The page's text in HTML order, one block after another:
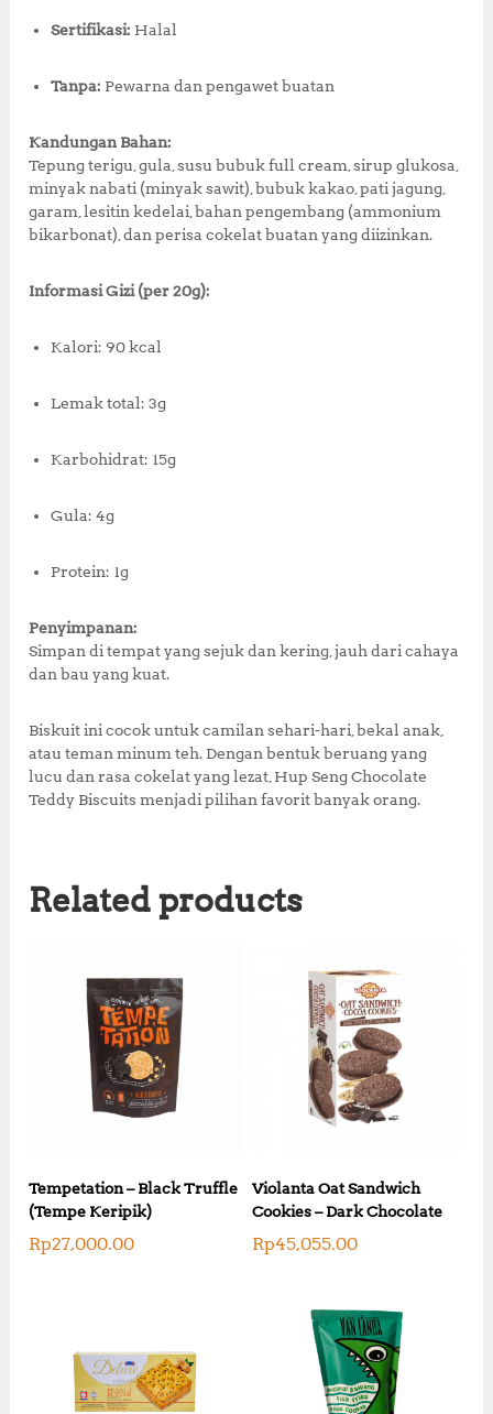
Sertifikasi: Halal
Tanpa: Pewarna dan pengawet buatan
Kandungan Bahan:
Tepung terigu, gula, susu bubuk full cream, sirup glukosa,
minyak nabati (minyak sawit), bubuk kakao, pati jagung,
garam, lesitin kedelai, bahan pengembang (ammonium
bikarbonat), dan perisa cokelat buatan yang diizinkan.
Informasi Gizi (per 20g):
Kalori: 90 kcal
Lemak total: 3g
Karbohidrat: 15g
Gula: 4g
Protein: 1g
Penyimpanan:
Simpan di tempat yang sejuk dan kering, jauh dari cahaya
dan bau yang kuat.
Biskuit ini cocok untuk camilan sehari-hari, bekal anak,
atau teman minum teh. Dengan bentuk beruang yang
lucu dan rasa cokelat yang lezat, Hup Seng Chocolate
Teddy Biscuits menjadi pilihan favorit banyak orang.
Related products
Tempetation – Black Truffle
(Tempe Keripik)
Rp27,000.00
Violanta Oat Sandwich
Cookies – Dark Chocolate
Rp45,055.00